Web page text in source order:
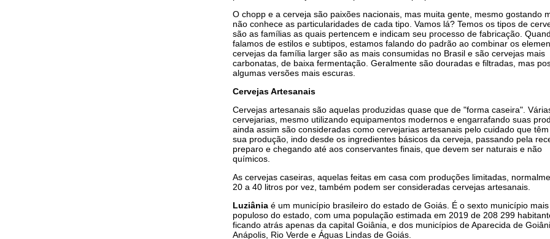
O chopp e a cerveja são paixões nacionais, mas muita gente, mesmo gostando
não conhece as particularidades de cada tipo. Vamos lá? Temos os tipos de
são as famílias as quais pertencem e indicam seu processo de fabricação.
falamos de estilos e subtipos, estamos falando do padrão ao combinar os
cervejas da família larger são as mais consumidas no Brasil e são cervejas mais
carbonatas, de baixa fermentação. Geralmente são douradas e filtradas, mas
algumas versões mais escuras.
Cervejas Artesanais
Cervejas artesanais são aquelas produzidas quase que de "forma caseira".
cervejarias, mesmo utilizando equipamentos modernos e engarrafando suas
ainda assim são consideradas como cervejarias artesanais pelo cuidado que
sua produção, indo desde os ingredientes básicos da cerveja, passando pela
preparo e chegando até aos conservantes finais, que devem ser naturais e não
químicos.
As cervejas caseiras, aquelas feitas em casa com produções limitadas,
20 a 40 litros por vez, também podem ser consideradas cervejas artesanais.
Luziânia é um município brasileiro do estado de Goiás. É o sexto município mais
populoso do estado, com uma população estimada em 2019 de 208 299
ficando atrás apenas da capital Goiânia, e dos municípios de Aparecida de
Anápolis, Rio Verde e Águas Lindas de Goiás.